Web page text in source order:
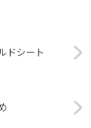
ドシート